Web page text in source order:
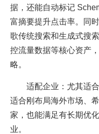
据，还能自动标记
富摘要提升点击率。同
歌传统搜索和生成式搜
控流量数据等核心资产
略。
适配企业：尤其适
适合刚布局海外市场、
家，也能满足有长期优
业。